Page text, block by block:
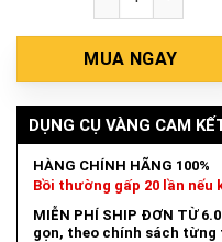
MUA NGAY
DỤNG CỤ VÀNG CAM
HÀNG CHÍNH HÃNG 100%
Bồi thường gấp 20 lần nếu
MIỄN PHÍ SHIP ĐƠN TỪ
gọn, theo chính sách